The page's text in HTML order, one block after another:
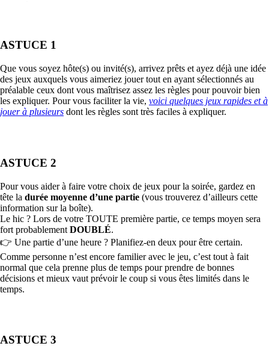
ASTUCE 1
Que vous soyez hôte(s) ou invité(s), arrivez prêts et ayez déjà une idée
des jeux auxquels vous aimeriez jouer tout en ayant sélectionnés au
préalable ceux dont vous maîtrisez assez les règles pour pouvoir bien
les expliquer. Pour vous faciliter la vie, voici quelques jeux rapides et à
jouer à plusieurs dont les règles sont très faciles à expliquer.
ASTUCE 2
Pour vous aider à faire votre choix de jeux pour la soirée, gardez en
tête la durée moyenne d’une partie (vous trouverez d’ailleurs cette
information sur la boîte).
Le hic ? Lors de votre TOUTE première partie, ce temps moyen sera
fort probablement DOUBLÉ.
👉 Une partie d’une heure ? Planifiez-en deux pour être certain.
Comme personne n’est encore familier avec le jeu, c’est tout à fait
normal que cela prenne plus de temps pour prendre de bonnes
décisions et mieux vaut prévoir le coup si vous êtes limités dans le
temps.
ASTUCE 3